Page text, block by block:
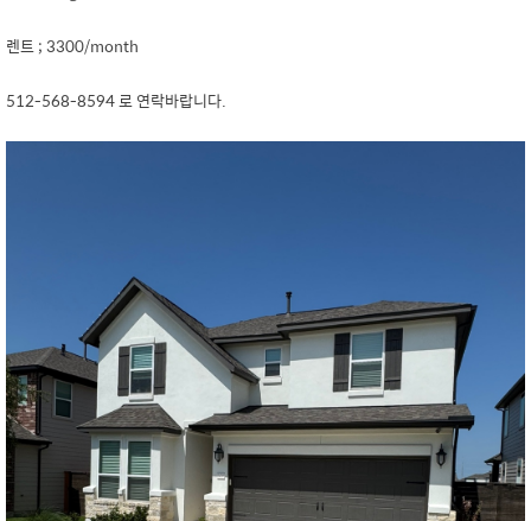
렌트 ; 3300/month
512-568-8594 로 연락바랍니다.